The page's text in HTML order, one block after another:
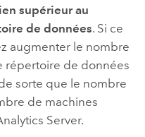
supérieur au
de données. Si ce
augmenter le nombre
répertoire de données
sorte que le nombre
de machines
Server.